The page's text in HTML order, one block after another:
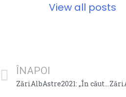
View all posts
ÎNAPOI
ZăriAlbAstre2021: „În căutarea unei meserii plăcute“ de Daniel-Adrian Aleca